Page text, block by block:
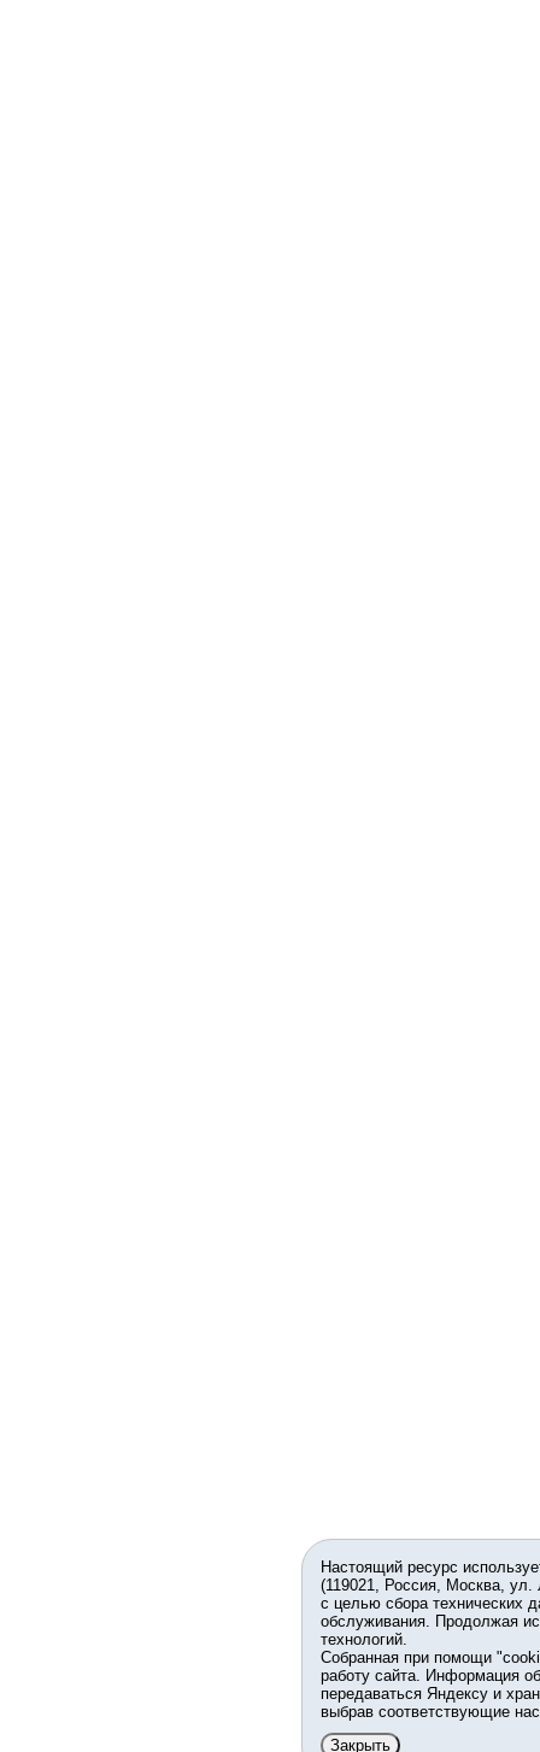
Настоящий ресурс
(119021, Россия, Москва,
с целью сбора технических
обслуживания. Продолжая
технологий.
Собранная при помощи
работу сайта. Информация
передаваться Яндексу и
выбрав соответствующие
Закрыть